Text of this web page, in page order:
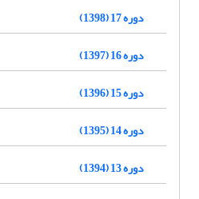
دوره 17 (1398)
دوره 16 (1397)
دوره 15 (1396)
دوره 14 (1395)
دوره 13 (1394)